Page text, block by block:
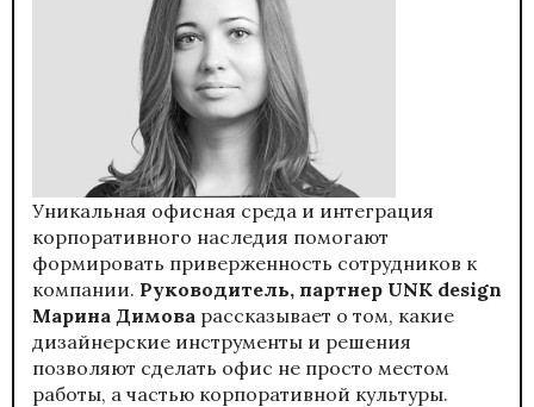
Уникальная офисная среда и интеграция
корпоративного наследия помогают
формировать приверженность сотрудников к
компании. Руководитель, партнер UNK design
Марина Димова рассказывает о том, какие
дизайнерские инструменты и решения
позволяют сделать офис не просто местом
работы, а частью корпоративной культуры.